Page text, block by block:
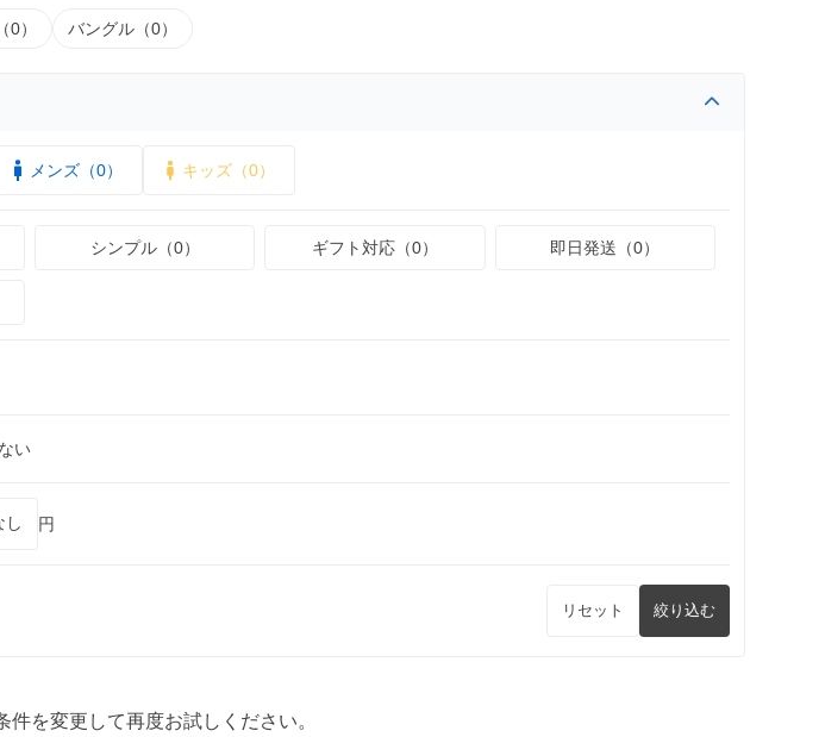
0） バングル（0）
メンズ（0） キッズ（0）
シンプル（0） ギフト対応（0） 即日発送（0）
い
円
リセット 絞り込む
を変更して再度お試しください。